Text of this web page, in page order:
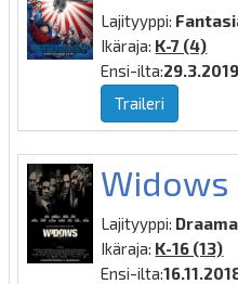
Lajityyppi:
Ikäraja: K-7 (4)
Ensi-ilta:29.3.2019
Traileri
Widows
Lajityyppi:
Ikäraja: K-16 (13)
Ensi-ilta: